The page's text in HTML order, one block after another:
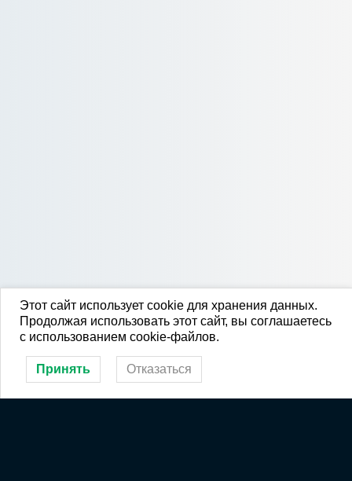
Этот сайт использует cookie для хранения данных.
Продолжая использовать этот сайт, вы соглашаетесь
с использованием cookie-файлов.
Принять Отказаться